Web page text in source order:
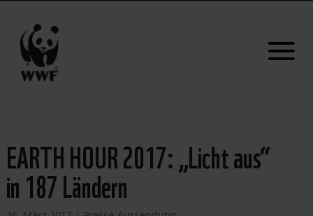
EARTH HOUR 2017: „Licht aus“
in 187 Ländern